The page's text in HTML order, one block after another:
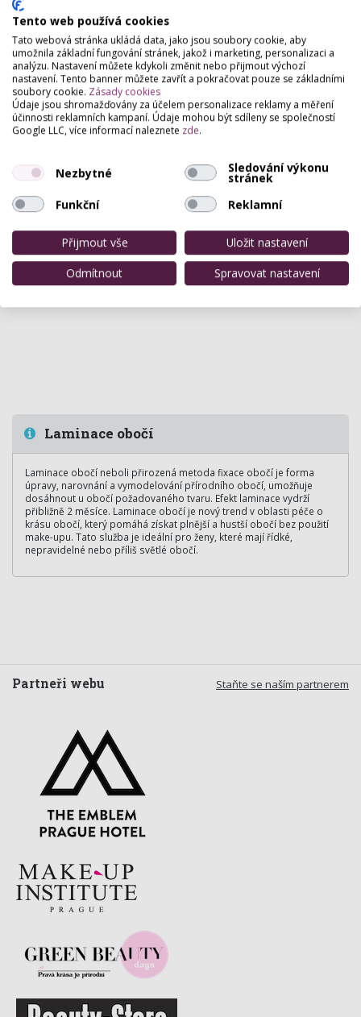
Laminace obočí
Laminace obočí neboli přirozená metoda fixace obočí je forma
úpravy, narovnání a vymodelování přírodního obočí, umožňuje
dosáhnout u obočí požadovaného tvaru. Efekt laminace vydrží
přibližně 2 měsíce. Laminace obočí je nový trend v oblasti péče o
krásu obočí, který pomáhá získat plnější a hustší obočí bez použití
make-upu. Tato služba je ideální pro ženy, které mají řídké,
nepravidelné nebo příliš světlé obočí.
Staňte se naším partnerem
Partneři webu
Tento web používá cookies
Tato webová stránka ukládá data, jako jsou soubory cookie, aby
umožnila základní fungování stránek, jakož i marketing, personalizaci a
analýzu. Nastavení můžete kdykoli změnit nebo přijmout výchozí
nastavení. Tento banner můžete zavřít a pokračovat pouze se základními
soubory cookie. Zásady cookies
Údaje jsou shromažďovány za účelem personalizace reklamy a měření
účinnosti reklamních kampaní. Údaje mohou být sdíleny se společností
Google LLC, více informací naleznete zde.
Nezbytné Sledování výkonu
stránek
Funkční
Reklamní
Přijmout vše
Uložit nastavení
Odmítnout
Spravovat nastavení